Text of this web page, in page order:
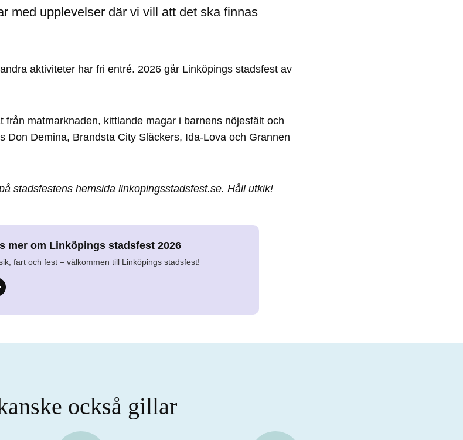
med upplevelser där vi vill att det ska finnas
aktiviteter har fri entré. 2026 går Linköpings stadsfest av
från matmarknaden, kittlande magar i barnens nöjesfält och
Don Demina, Brandsta City Släckers, Ida-Lova och Grannen
stadsfestens hemsida linkopingsstadsfest.se. Håll utkik!
mer om Linköpings stadsfest 2026
fart och fest – välkommen till Linköpings stadsfest!
också gillar